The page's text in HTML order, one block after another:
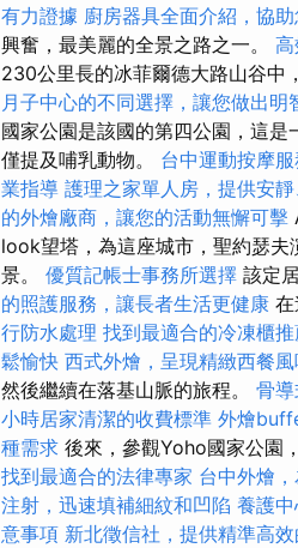
有力證據 廚房器具全面介紹，協
興奮，最美麗的全景之路之一。
230公里長的冰菲爾德大路山谷中
月子中心的不同選擇，讓您做出明
國家公園是該國的第四公園，這是
僅提及哺乳動物。 台中運動按摩服
業指導 護理之家單人房，提供安
的外燴廠商，讓您的活動無懈可擊
look望塔，為這座城市，聖約瑟夫
景。 優質記帳士事務所選擇 該定
的照護服務，讓長者生活更健康
行防水處理 找到最適合的冷凍櫃
鬆愉快 西式外燴，呈現精緻西餐風
然後繼續在落基山脈的旅程。 骨
小時居家清潔的收費標準 外燴
種需求 後來，參觀Yoho國家公園
找到最適合的法律專家 台中外燴
注射，迅速填補細紋和凹陷 養護
意事項 新北徵信社，提供精準高